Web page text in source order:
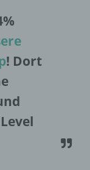
! Dort